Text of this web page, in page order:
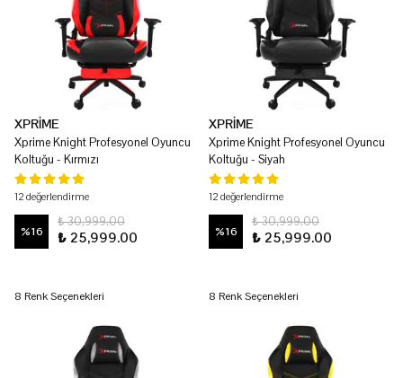
XPRİME
Xprime Knight Profesyonel Oyuncu
Koltuğu - Kırmızı
12 değerlendirme
%16
₺ 30,999.00
₺ 25,999.00
8 Renk Seçenekleri
XPRİME
Xprime Knight Profesyonel Oyuncu
Koltuğu - Siyah
12 değerlendirme
%16
₺ 30,999.00
₺ 25,999.00
8 Renk Seçenekleri